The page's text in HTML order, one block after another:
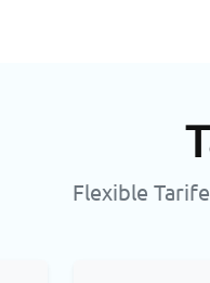
Flexible